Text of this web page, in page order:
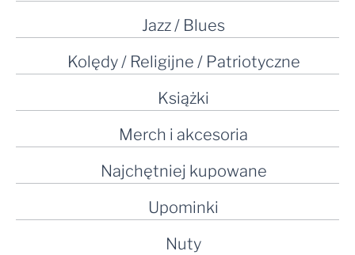
Jazz / Blues
Kolędy / Religijne / Patriotyczne
Książki
Merch i akcesoria
Najchętniej kupowane
Upominki
Nuty